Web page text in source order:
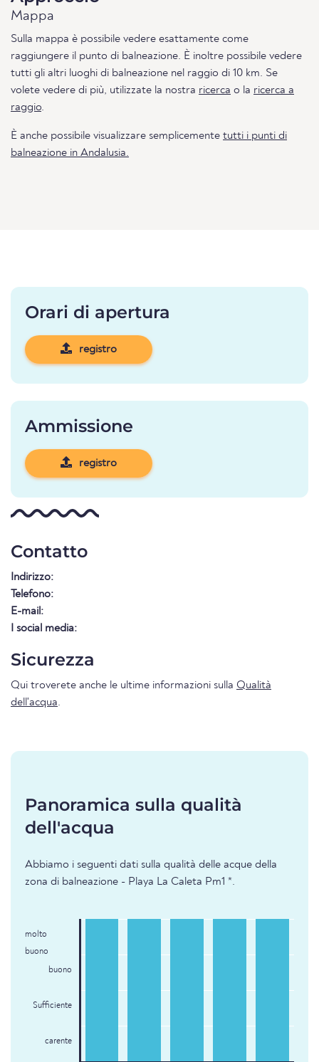
Mappa
Sulla mappa è possibile vedere esattamente come
raggiungere il punto di balneazione. È inoltre possibile vedere
tutti gli altri luoghi di balneazione nel raggio di 10 km. Se
volete vedere di più, utilizzate la nostra ricerca o la ricerca a
raggio.
È anche possibile visualizzare semplicemente tutti i punti di
balneazione in Andalusia.
Orari di apertura
registro
Ammissione
registro
Contatto
Indirizzo:
Telefono:
E-mail:
I social media:
Sicurezza
Qui troverete anche le ultime informazioni sulla Qualità
dell'acqua.
Panoramica sulla qualità
dell'acqua
Abbiamo i seguenti dati sulla qualità delle acque della
zona di balneazione - Playa La Caleta Pm1 *.
molto
buono
buono
Sufficiente
carente